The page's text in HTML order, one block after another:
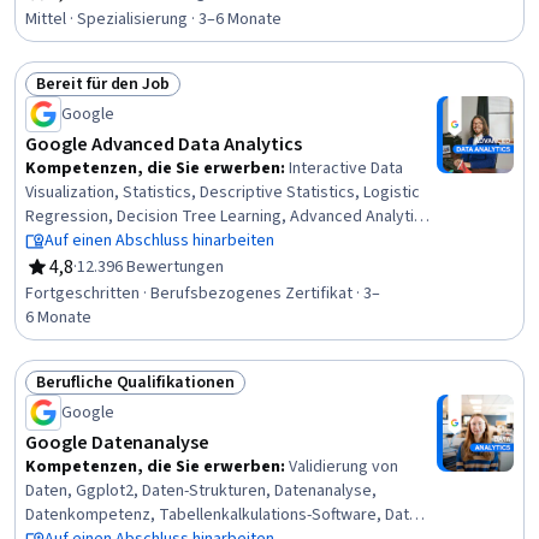
Software zur Datenvisualisierung, Plot (Grafiken), Python-
Programmierung, Text Mining, Datenvisualisierung,
Statistische Visualisierung, Bewertung des Modells,
NumPy, Netzwerk-Modell, Angewandtes maschinelles
Lernen, Pandas (Python-Paket), Überwachtes Lernen,
Technische Merkmale
Bewertung, 4,5 von 5 Sternen
Mittel · Spezialisierung · 3–6 Monate
Status: Bereit für den Job
Bereit für den Job
Google
Google Advanced Data Analytics
Kompetenzen, die Sie erwerben: Interactive Data
Visualization, Statistics, Descriptive Statistics, Logistic
Regression, Decision Tree Learning, Advanced Analytics,
Probability & Statistics, Probability Distribution,
Statistical Inference, Applied Machine Learning, Data-
Driven Decision-Making, Supervised Learning, Workflow
Management, Statistical Methods, Statistical Modeling,
Data Cleansing, Data Structures, Interviewing Skills,
NumPy, Professional Development
Auf einen Abschluss hinarbeiten
4,8
Bewertung, 4,8 von 5 Sternen
·12.396 Bewertungen
Fortgeschritten · Berufsbezogenes Zertifikat · 3–
6 Monate
Status: Berufliche Qualifikationen
Berufliche Qualifikationen
Google
Google Datenanalyse
Kompetenzen, die Sie erwerben: Validierung von
Daten, Ggplot2, Daten-Strukturen, Datenanalyse,
Datenkompetenz, Tabellenkalkulations-Software, Daten-